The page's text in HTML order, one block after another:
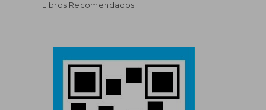
Libros Recomendados